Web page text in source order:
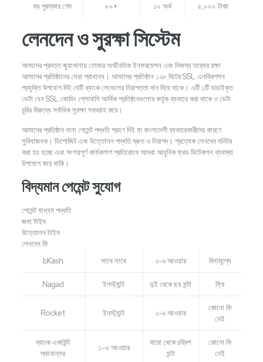
বড় পুরস্কার গেম ৮০+ ১০ অর্থ ৫,০০০ টাকা
লেনদেন ও সুরক্ষা সিস্টেম
আমাদের প্রদত্ত জুয়াখানায় তোমার অর্থনৈতিক ইনফরমেশন এবং নিজস্ব তথ্যের রক্ষা
আমাদের প্রতিষ্ঠানের সেরা প্রাধান্য। আমাদের প্রতিষ্ঠান ১২৮ বিটের SSL এনক্রিপশন
প্রযুক্তি উপযোগ দিই যেটি ব্যাংক লেভেলের নিরাপত্তা দান দিয়ে থাকে। এটি ১টি যাচাইকৃত
ডেটা যেন SSL কোডিং গ্লোবালি আর্থিক প্রতিষ্ঠানগুলোর কর্তৃক ব্যবহার করা থাকে ও ডেটা
চুরির বিরুদ্ধে সর্বাধিক সুরক্ষা সরবরাহ করে।
আমাদের প্রতিষ্ঠান নানা পেমেন্ট পদ্ধতি গ্রহণ দিই যা বাংলাদেশী ব্যবহারকারীদের কারণে
সুবিধাজনক। ডিপোজিট এবং উত্তোলন পদ্ধতি দ্রুত ও নিরাপদ। প্রত্যেক লেনদেন মনিটর
করা হয় হচ্ছে এবং সংশয়পূর্ণ কার্যকলাপ প্রতিরোধে আমরা আধুনিক ফ্রড ডিটেকশন ব্যবস্থা
উপযোগ করে থাকি।
বিদ্যমান পেমেন্ট সুযোগ
পেমেন্ট মাধ্যম পদ্ধতি
জমা টাইম
উত্তোলন টাইম
লেনদেন ফি
bKash
সাথে সাথে ২-৬ আওয়ার বিনামূল্যে
Nagad ইনস্ট্যান্ট দুই থেকে ছয় ঘন্টা ফ্রি
Rocket ইনস্ট্যান্ট ২-৬ আওয়ার
কোনো ফি
নেই
ব্যাংক একাউন্ট
স্থানান্তর
১-৩ আওয়ার
বারো থেকে চব্বিশ
ঘন্টা
কোনো ফি
নেই